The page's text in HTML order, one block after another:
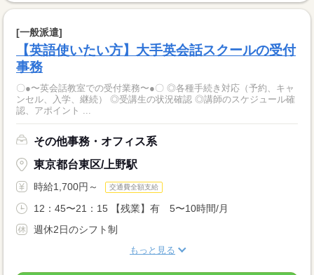
[一般派遣]
【英語使いたい方】大手英会話スクールの受付
事務
〇●〜英会話教室での受付業務〜●〇 ◎各種手続き対応（予約、キャ
ンセル、入学、継続） ◎受講生の状況確認 ◎講師のスケジュール確
認、アポイント ...
その他事務・オフィス系
東京都台東区/上野駅
時給1,700円～ 交通費全額支給
12：45〜21：15 【残業】有 5〜10時間/月
週休2日のシフト制
もっと見る